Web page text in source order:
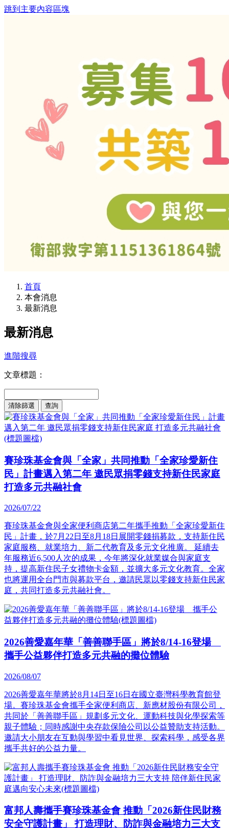
跳到主要內容區塊
首頁
本會消息
最新消息
最新消息
進階搜尋
文章標題：
清除篩選
賽珍珠基金會與「全家」共同推動「全家珍愛新住
民」計畫邁入第二年 邀民眾捐零錢支持新住民家庭
打造多元共融社會
2026/07/22
賽珍珠基金會與全家便利商店第二年攜手推動「全家珍愛新住
民」計畫，於7月22日至8月18日展開零錢捐募款，支持新住民
家庭服務、就業培力、新二代教育及多元文化推廣。 延續去
年服務近6,500人次的成果，今年將深化就業媒合與家庭支
持，提高新住民子女禮物卡金額，並擴大多元文化教育。全家
也將運用全台門市與募款平台，邀請民眾以零錢支持新住民家
庭，共同打造多元共融社會。
2026善愛嘉年華「善善聯手區」將於8/14-16登場
攜手公益夥伴打造多元共融的攤位體驗
2026/08/07
2026善愛嘉年華將於8月14日至16日在國立臺灣科學教育館登
場。賽珍珠基金會攜手全家便利商店、新應材股份有限公司，
共同於「善善聯手區」規劃多元文化、運動科技與化學探索等
親子體驗；同時感謝中央存款保險公司以公益贊助支持活動。
邀請大小朋友在互動與學習中看見世界、探索科學，感受各界
攜手共好的公益力量。
富邦人壽攜手賽珍珠基金會 推動「2026新住民財務
安全守護計畫」 打造理財、防詐與金融培力三大支